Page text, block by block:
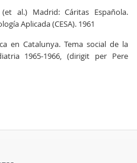
al.) Madrid: Cáritas Española.
Aplicada (CESA). 1961
en Catalunya. Tema social de la
1965-1966, (dirigit per Pere